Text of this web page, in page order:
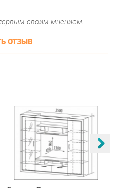
Купить
Гостиная Витра
Симфония 7.10
55 482 ₽
00-00